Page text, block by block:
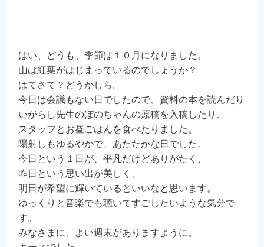
はい、どうも、季節は１０月になりました。
山は紅葉がはじまっているのでしょうか？
はてさて？どうかしら。
今日は会議もない日でしたので、資料の本を読んだり
いがらし先生のぼのちゃんの原稿を入稿したり、
スタッフとお昼ごはんを食べたりました。
陽射しもゆるやかで、あたたかな日でした。
今日という１日が、平凡だけどありがたく、
昨日という思い出が美しく、
明日が希望に輝いているといいなと思います。
ゆっくりと音楽でも聴いてすごしたいような気分で
す。
みなさまに、よい週末がありますように。